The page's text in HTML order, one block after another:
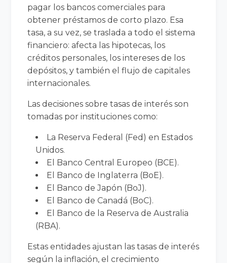
pagar los bancos comerciales para
obtener préstamos de corto plazo. Esa
tasa, a su vez, se traslada a todo el sistema
financiero: afecta las hipotecas, los
créditos personales, los intereses de los
depósitos, y también el flujo de capitales
internacionales.
Las decisiones sobre tasas de interés son
tomadas por instituciones como:
La Reserva Federal (Fed) en Estados
Unidos.
El Banco Central Europeo (BCE).
El Banco de Inglaterra (BoE).
El Banco de Japón (BoJ).
El Banco de Canadá (BoC).
El Banco de la Reserva de Australia
(RBA).
Estas entidades ajustan las tasas de interés
según la inflación, el crecimiento